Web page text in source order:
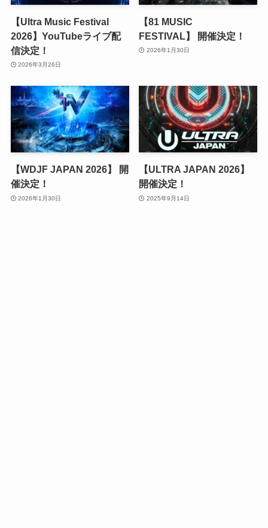
【Ultra Music Festival
2026】YouTubeライブ配
信決定！
2026年3月26日
【81 MUSIC
FESTIVAL】 開催決定！
2026年1月30日
【WDJF JAPAN 2026】 開
催決定！
2026年1月30日
【ULTRA JAPAN 2026】
開催決定！
2025年9月14日